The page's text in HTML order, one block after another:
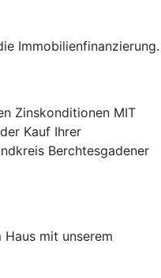
Immobilienfinanzierung.
Zinskonditionen MIT
Kauf Ihrer
Berchtesgadener
Haus mit unserem